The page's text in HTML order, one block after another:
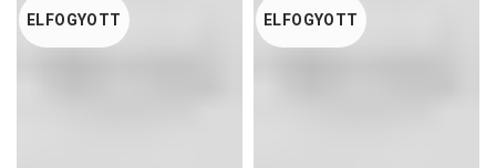
ELFOGYOTT ELFOGYOTT